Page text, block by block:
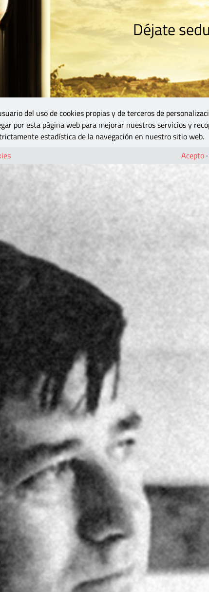
Déjate
del uso de cookies propias y de terceros de
por esta página web para mejorar nuestros servicios y
estadística de la navegación en nuestro sitio web.
Acepto ·